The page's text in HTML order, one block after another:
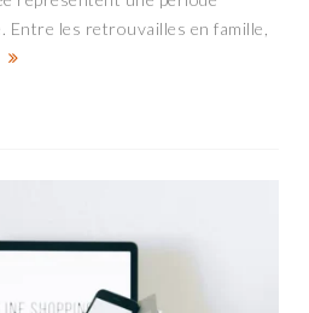
les retrouvailles en famille,